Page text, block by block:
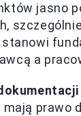
jasno
a
prawo